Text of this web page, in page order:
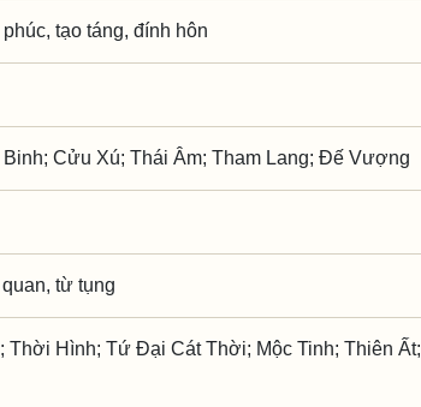
tạo táng, đính hôn
Cửu Xú; Thái Âm; Tham Lang; Đế Vượng
từ tụng
Hình; Tứ Đại Cát Thời; Mộc Tinh; Thiên Ất;